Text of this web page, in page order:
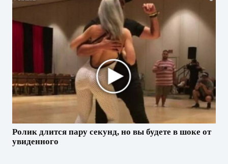
Ролик длится пару секунд, но вы будете в шоке от
увиденного